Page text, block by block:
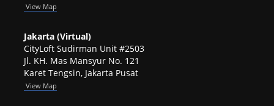
View Map
Jakarta (Virtual)
CityLoft Sudirman Unit #2503
Jl. KH. Mas Mansyur No. 121
Karet Tengsin, Jakarta Pusat
View Map